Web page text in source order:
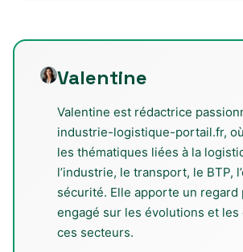
Valentine
Valentine est rédactrice
industrie-logistique-portail.fr,
les thématiques liées à la
l’industrie, le transport, le BTP,
sécurité. Elle apporte un regard
engagé sur les évolutions et les
ces secteurs.